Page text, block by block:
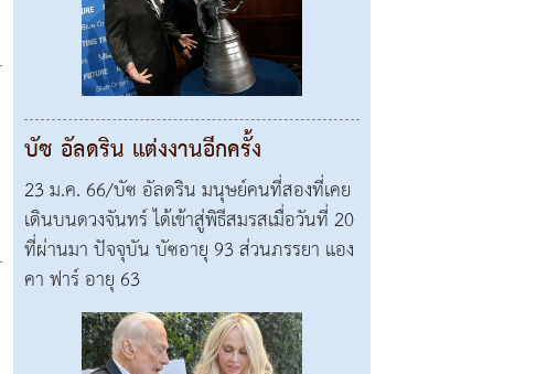
บัซ อัลดริน แต่งงานอีกครั้ง
23 ม.ค. 66/บัซ อัลดริน มนุษย์คนที่สองที่เคย
เดินบนดวงจันทร์ ได้เข้าสู่พิธีสมรสเมื่อวันที่ 20
ที่ผ่านมา ปัจจุบัน บัซอายุ 93 ส่วนภรรยา แอง
คา ฟาร์ อายุ 63